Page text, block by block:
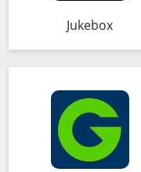
Jukebox